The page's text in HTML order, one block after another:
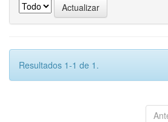
Resultados 1-1 de 1.